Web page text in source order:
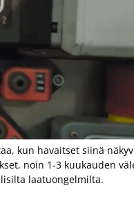
kun havaitset siinä
noin 1-3 kuukauden
laatuongelmilta.